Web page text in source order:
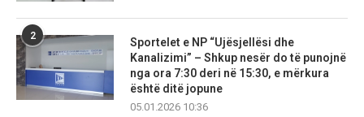
2
Sportelet e NP “Ujësjellësi dhe
Kanalizimi” – Shkup nesër do të punojnë
nga ora 7:30 deri në 15:30, e mërkura
është ditë jopune
05.01.2026 10:36